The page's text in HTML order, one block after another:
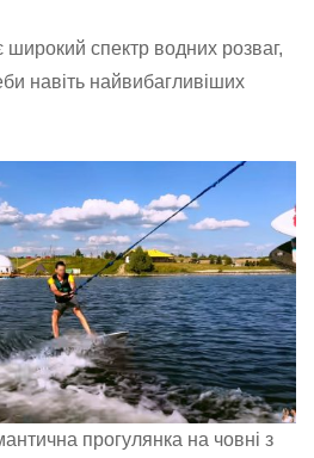
спектр водних розваг,
навіть найвибагливіших
прогулянка на човні з